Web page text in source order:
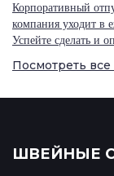
Корпоративный
компания уходит в
Успейте сделать и
Посмотреть все
ШВЕЙНЫЕ